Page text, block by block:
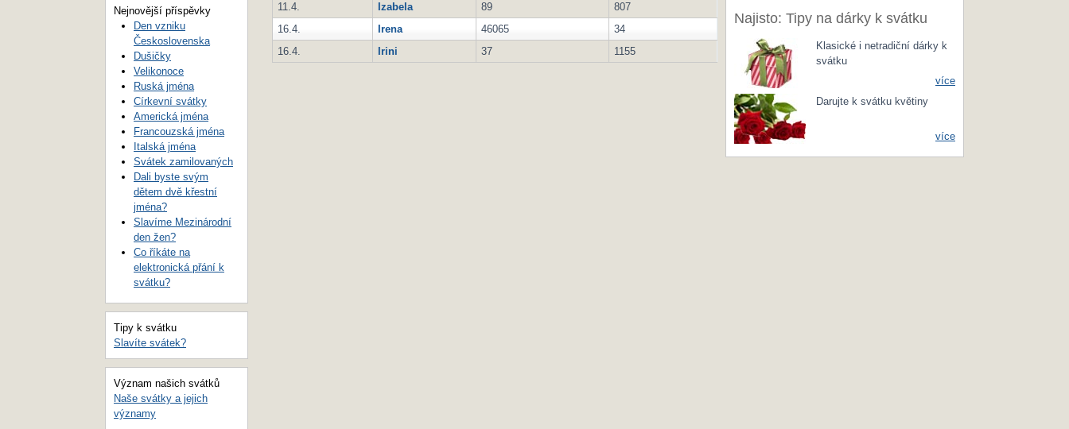
11.4.
Izabela 89
807
16.4.
Irena 46065
34
16.4.
Irini 37 1155
Najisto: Tipy na dárky k svátku
Klasické i netradiční dárky k
svátku
více
Darujte k svátku květiny
více
Nejnovější příspěvky
Den vzniku
Československa
Dušičky
Velikonoce
Ruská jména
Církevní svátky
Americká jména
Francouzská jména
Italská jména
Svátek zamilovaných
Dali byste svým
dětem dvě křestní
jména?
Slavíme Mezinárodní
den žen?
Co říkáte na
elektronická přání k
svátku?
Tipy k svátku
Slavíte svátek?
Význam našich svátků
Naše svátky a jejich
významy